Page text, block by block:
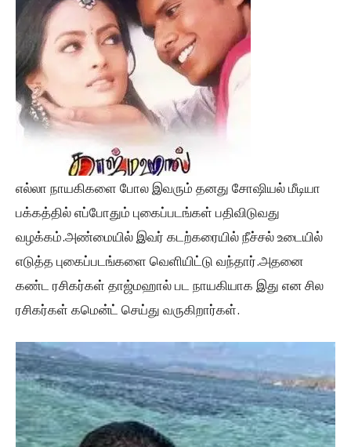
எல்லா நாயகிகளை போல இவரும் தனது சோஷியல் மீடியா
பக்கத்தில் எப்போதும் புகைப்படங்கள் பதிவிடுவது
வழக்கம்.அண்மையில் இவர் கடற்கரையில் நீச்சல் உடையில்
எடுத்த புகைப்படங்களை வெளியிட்டு வந்தார்.அதனை
கண்ட ரசிகர்கள் தாஜ்மஹால் பட நாயகியாக இது என சில
ரசிகர்கள் கமென்ட் செய்து வருகிறார்கள்.